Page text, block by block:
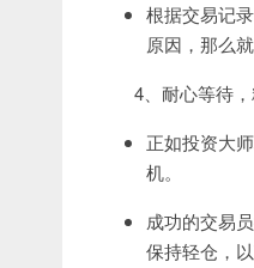
根据交易记
原因，那么
4、耐心等待
正如投资大
机。
成功的交易
保持轻仓，